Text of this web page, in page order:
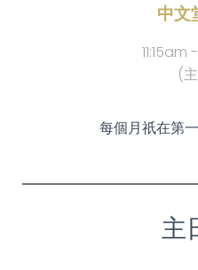
中文
11:15am
(
每個月祇在第
主